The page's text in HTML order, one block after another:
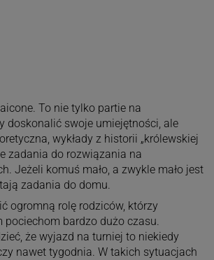
To nie tylko partie na
doskonalić swoje umiejętności, ale
wykłady z historii „królewskiej
zadania do rozwiązania na
Jeżeli komuś mało, a zwykle mało jest
zadania do domu.
ogromną rolę rodziców, którzy
pociechom bardzo dużo czasu.
że wyjazd na turniej to niekiedy
nawet tygodnia. W takich sytuacjach